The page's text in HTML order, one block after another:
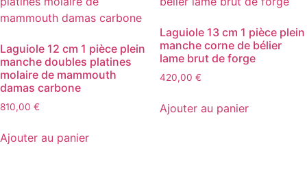
Laguiole 12 cm 1 pièce plein
manche doubles platines
molaire de mammouth
damas carbone
810,00 €
Ajouter au panier
Laguiole 13 cm 1 pièce plein
manche corne de bélier
lame brut de forge
420,00 €
Ajouter au panier